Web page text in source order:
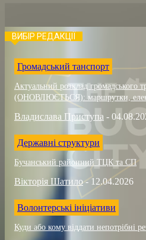
ВИБІР РЕДАКЦІЇ
Громадський танспорт
Актуальний розклад громадського
(ОНОВЛЮЄТЬСЯ): маршрутки,
Владислава Приступа -
Державні структури
Бучанський районний ТЦК та СП
Вікторія Шатило - 12.04.2026
Волонтерські ініціативи
Куди або кому віддати непотрібні